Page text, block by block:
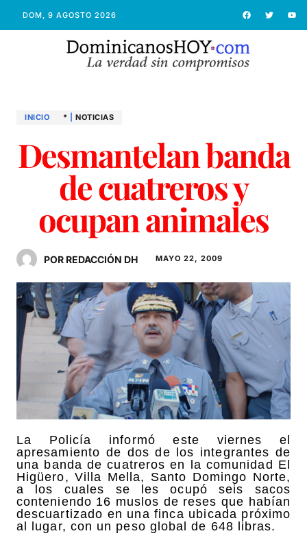
DOM, 9 AGOSTO 2026
INICIO * NOTICIAS
Desmantelan banda
de cuatreros y
ocupan animales
POR REDACCIÓN DH MAYO 22, 2009
La Policía informó este viernes el
apresamiento de dos de los integrantes de
una banda de cuatreros en la comunidad El
Higüero, Villa Mella, Santo Domingo Norte,
a los cuales se les ocupó seis sacos
conteniendo 16 muslos de reses que habían
descuartizado en una finca ubicada próximo
al lugar, con un peso global de 648 libras.